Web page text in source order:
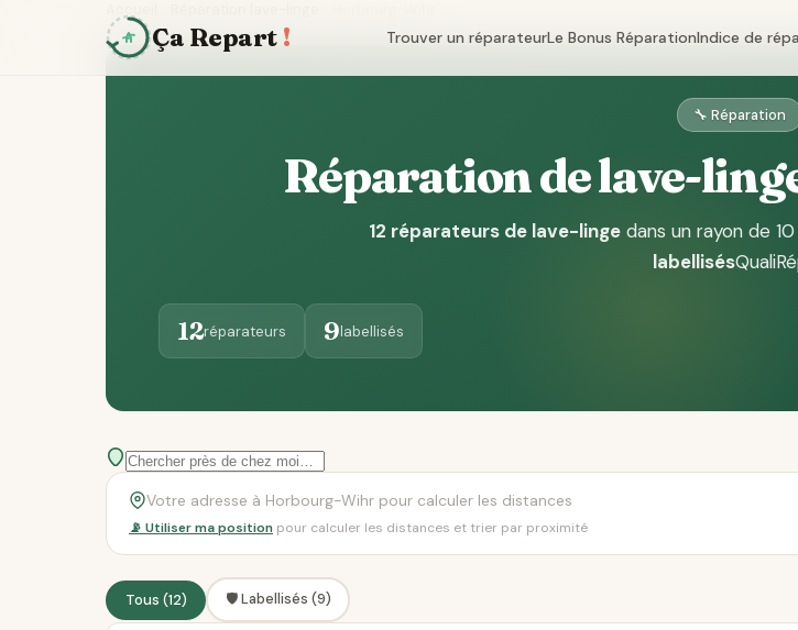
Ça Repart ! Trouver un réparateurLe Bonus RéparationIndice de
🔧 Réparation
Réparation de lave-
12 réparateurs de lave-linge dans un rayon de
labellisés
12réparateurs 9labellisés
📡 Utiliser ma position pour calculer les distances et trier par proximité
Tous (12) 🛡️ Labellisés (9)